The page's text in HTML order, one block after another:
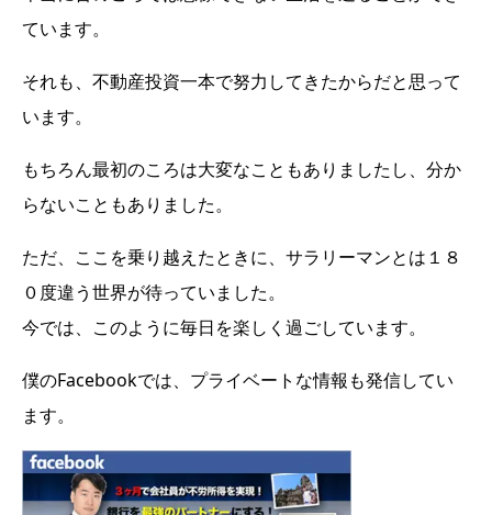
ています。
それも、不動産投資一本で努力してきたからだと思って
います。
もちろん最初のころは大変なこともありましたし、分か
らないこともありました。
ただ、ここを乗り越えたときに、サラリーマンとは１８
０度違う世界が待っていました。
今では、このように毎日を楽しく過ごしています。
僕のFacebookでは、プライベートな情報も発信してい
ます。